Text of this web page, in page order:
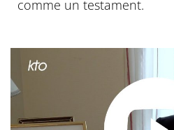
comme un testament.